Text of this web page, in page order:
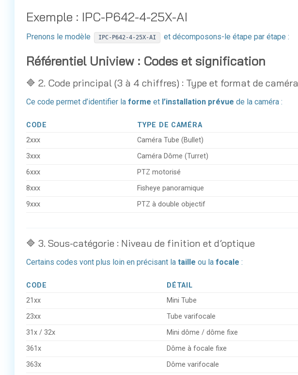
Exemple : IPC-P642-4-25X-AI
Prenons le modèle IPC-P642-4-25X-AI et décomposons-le étape par étape :
Référentiel Uniview : Codes et signification
🔷 2. Code principal (3 à 4 chiffres) : Type et format de caméra
Ce code permet d’identifier la forme et l’installation prévue de la caméra :
CODE
TYPE DE CAMÉRA
2xxx
Caméra Tube (Bullet)
3xxx
Caméra Dôme (Turret)
6xxx
PTZ motorisé
8xxx
Fisheye panoramique
9xxx
PTZ à double objectif
🔷 3. Sous-catégorie : Niveau de finition et d’optique
Certains codes vont plus loin en précisant la taille ou la focale :
CODE
DÉTAIL
21xx
Mini Tube
23xx
Tube varifocale
31x / 32x
Mini dôme / dôme fixe
361x
Dôme à focale fixe
363x
Dôme varifocale